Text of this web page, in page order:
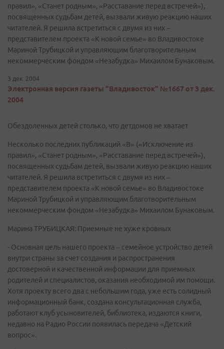
правил», «Станет родным», «Расставание перед встречей»),
посвященных судьбам детей, вызвали живую реакцию наших
читателей. Я решила встретиться с двумя из них –
представителем проекта «К новой семье» во Владивостоке
Мариной Трубицкой и управляющим благотворительным
некоммерческим фондом «Незабудка» Михаилом Бунаковым.
3 дек. 2004
Электронная версия газеты "Владивосток" №1667 от 3 дек.
2004
Обездоленных детей столько, что детдомов не хватает
Несколько последних публикаций «В» («Исключение из
правил», «Станет родным», «Расставание перед встречей»),
посвященных судьбам детей, вызвали живую реакцию наших
читателей. Я решила встретиться с двумя из них –
представителем проекта «К новой семье» во Владивостоке
Мариной Трубицкой и управляющим благотворительным
некоммерческим фондом «Незабудка» Михаилом Бунаковым.
Марина ТРУБИЦКАЯ: Приемные не хуже кровных
- Основная цель нашего проекта – семейное устройство детей
внутри страны за счет создания и распространения
достоверной и качественной информации для приемных
родителей и специалистов, оказания необходимой им помощи.
Хотя проекту всего два с небольшим года, уже есть солидный
информационный банк, создана консультационная служба,
работают клуб усыновителей, библиотека, издаются книги,
недавно на Радио России появилась передача «Детский
вопрос».